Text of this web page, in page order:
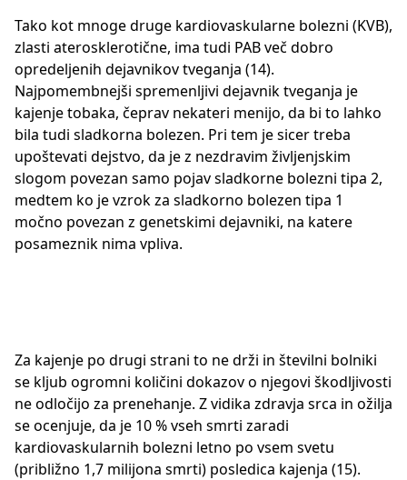
Tako kot mnoge druge kardiovaskularne bolezni (KVB),
zlasti aterosklerotične, ima tudi PAB več dobro
opredeljenih dejavnikov tveganja (14).
Najpomembnejši spremenljivi dejavnik tveganja je
kajenje tobaka, čeprav nekateri menijo, da bi to lahko
bila tudi sladkorna bolezen. Pri tem je sicer treba
upoštevati dejstvo, da je z nezdravim življenjskim
slogom povezan samo pojav sladkorne bolezni tipa 2,
medtem ko je vzrok za sladkorno bolezen tipa 1
močno povezan z genetskimi dejavniki, na katere
posameznik nima vpliva.
Za kajenje po drugi strani to ne drži in številni bolniki
se kljub ogromni količini dokazov o njegovi škodljivosti
ne odločijo za prenehanje. Z vidika zdravja srca in ožilja
se ocenjuje, da je 10 % vseh smrti zaradi
kardiovaskularnih bolezni letno po vsem svetu
(približno 1,7 milijona smrti) posledica kajenja (15).